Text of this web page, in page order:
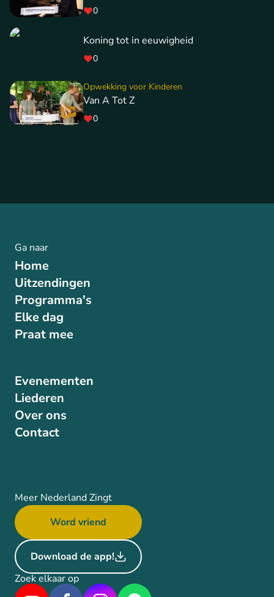
0
Koning tot in eeuwigheid
0
Opwekking voor Kinderen
Van A Tot Z
0
Ga naar
Home
Uitzendingen
Programma's
Elke dag
Praat mee
Evenementen
Liederen
Over ons
Contact
Meer Nederland Zingt
Word vriend
Download de app!
Zoek elkaar op